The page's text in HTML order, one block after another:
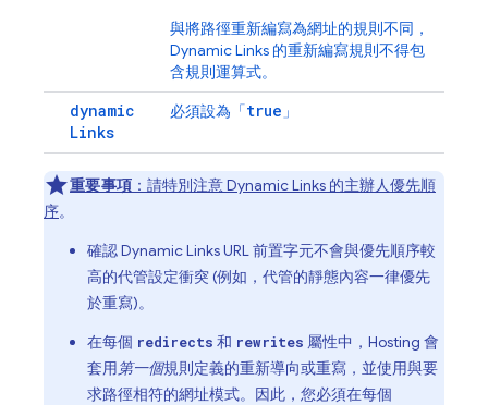
與將路徑重新編寫為網址的規則不同，
Dynamic Links 的重新編寫規則不得包
含規則運算式。
dynamic
Links
必須設為「true 」
重要事項 ：請特別注意Dynamic Links 的主辦人優先順
序。
確認Dynamic LinksURL 前置字元不會與優先順序較
高的代管設定衝突 (例如，代管的靜態內容一律優先
於重寫)。
在每個 redirects 和 rewrites 屬性中， Hosting 會
套用第一個規則定義的重新導向或重寫，並使用與要
求路徑相符的網址模式。因此，您必須在每個